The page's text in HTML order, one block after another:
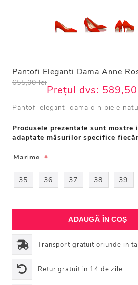
Pantofi Eleganti Dama Anne
655,00 lei
Prețul dvs:
Pantofi eleganti dama din piele
Produsele prezentate sunt mostre
adaptate măsurilor specifice
Marime *
35 36 37 38 39
Transport gratuit oriunde in
Retur gratuit in 14 de zile